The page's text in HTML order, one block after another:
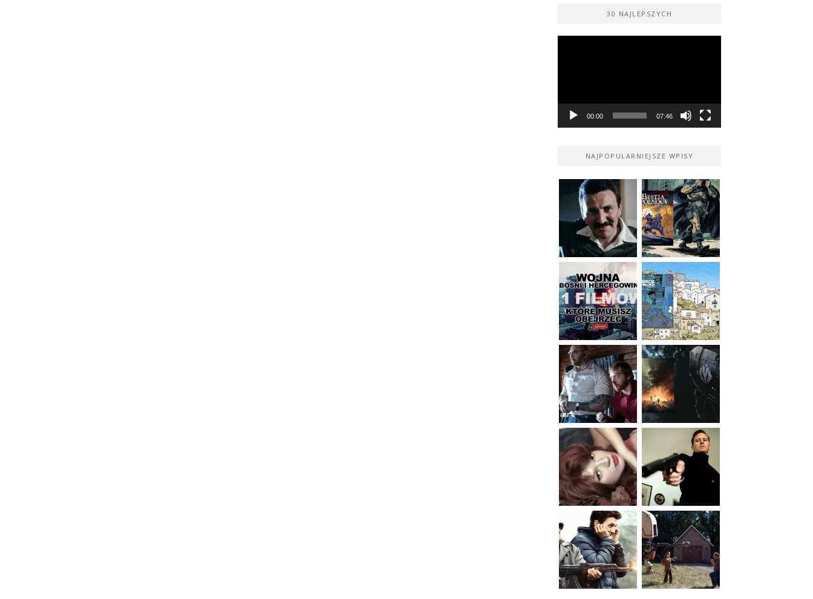
30 NAJLEPSZYCH
00:00 07:46
NAJPOPULARNIEJSZE WPISY